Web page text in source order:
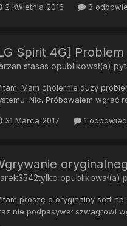
2 Kwietnia 2016 3
Spirit 4G]
stasas opublikował(a)
Mam cholernie duży
Nic. Próbowałem
31 Marca 2017 1
opublikował(a)
proszę o oryginalny soft na
nie podpasywał szwagrowi